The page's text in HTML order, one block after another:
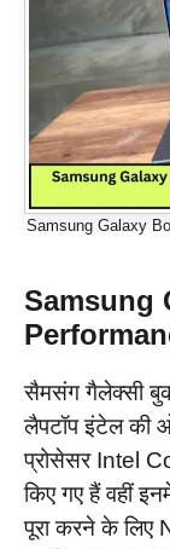
Samsung Galaxy
Samsung
सैमसंग गैलेक्सी बुक
लैपटॉप इंटेल की
प्रोसेसर Intel
किए गए हैं वहीं
पूरा करने के लिए